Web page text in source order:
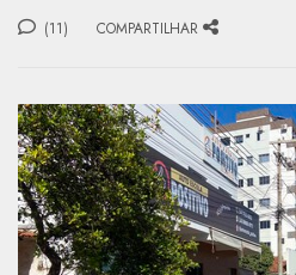
(11) COMPARTILHAR